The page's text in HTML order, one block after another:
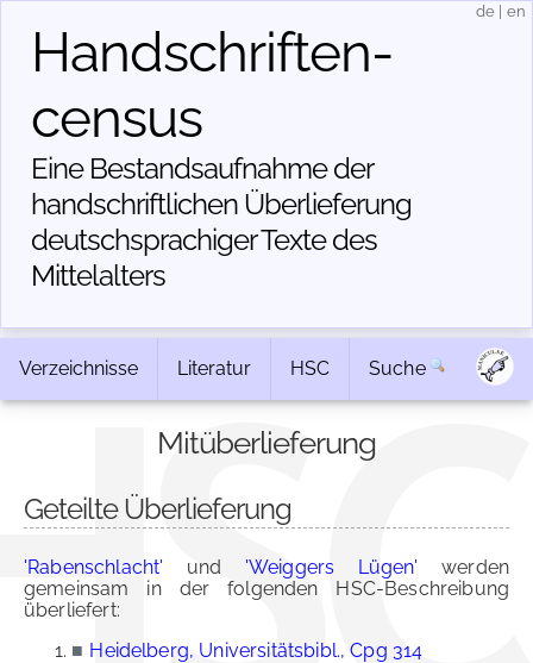
Handschriften­
census
Eine Bestandsaufnahme der
handschriftlichen Über­lieferung
deutschsprachiger Texte des
Mittelalters
de en
Verzeichnisse Literatur HSC Suche
Mitüberlieferung
Geteilte Überlieferung
'Rabenschlacht' und 'Weiggers Lügen' werden
gemeinsam in der folgenden HSC-Beschreibung
überliefert:
■ Heidelberg, Universitätsbibl., Cpg 314